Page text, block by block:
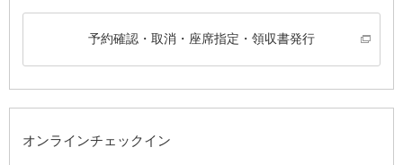
予約確認・取消・座席指定・領収書発行
オンラインチェックイン